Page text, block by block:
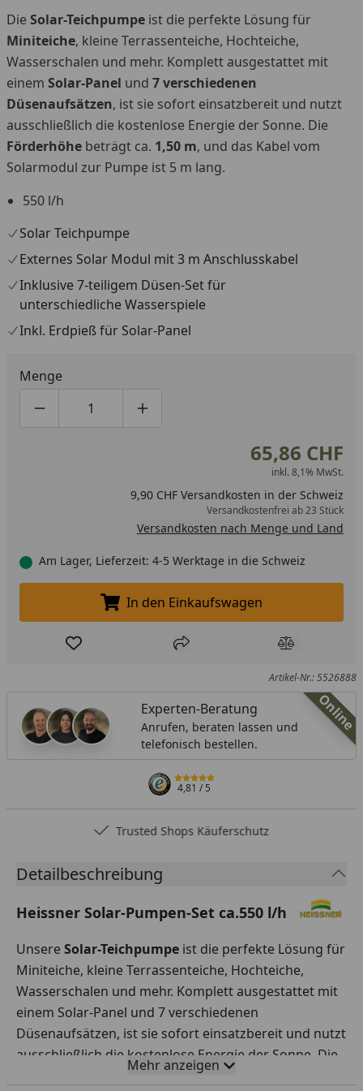
Die Solar-Teichpumpe ist die perfekte Lösung für
Miniteiche, kleine Terrassenteiche, Hochteiche,
Wasserschalen und mehr. Komplett ausgestattet mit
einem Solar-Panel und 7 verschiedenen
Düsenaufsätzen, ist sie sofort einsatzbereit und nutzt
ausschließlich die kostenlose Energie der Sonne. Die
Förderhöhe beträgt ca. 1,50 m, und das Kabel vom
Solarmodul zur Pumpe ist 5 m lang.
550 l/h
Solar Teichpumpe
Externes Solar Modul mit 3 m Anschlusskabel
Inklusive 7-teiligem Düsen-Set für
unterschiedliche Wasserspiele
Inkl. Erdpieß für Solar-Panel
Menge
Produktmenge um eins verringern
Produktmenge manuell eingeben
Produktmenge um eins erhöhen
65,86 CHF
inkl. 8,1% MwSt.
9,90 CHF Versandkosten in der Schweiz
Versandkostenfrei ab 23 Stück
Versandkosten nach Menge und Land
Am Lager, Lieferzeit: 4-5 Werktage in die Schweiz
In den Einkaufswagen legen
In den Einkaufswagen
Produkt zur Wunschliste hinzufügen
Teilen Produkt
Artikel-Nr.: 5526888
Online
Experten-Beratung
Anrufen, beraten lassen und
telefonisch bestellen.
4,81/ 5
Trusted Shops Käuferschutz
Detailbeschreibung
Heissner Solar-Pumpen-Set ca.550 l/h
UnsereSolar-Teichpumpe ist die perfekte Lösung für
Miniteiche, kleine Terrassenteiche, Hochteiche,
Wasserschalen und mehr. Komplett ausgestattet mit
einem Solar-Panel und 7 verschiedenen
Düsenaufsätzen, ist sie sofort einsatzbereit und nutzt
ausschließlich die kostenlose Energie der Sonne. Die
beträgt ca. 1,50 m, und das Kabel vom
Mehr anzeigen